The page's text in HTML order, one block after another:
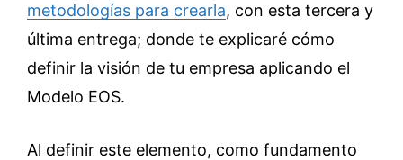
metodologías para crearla, con esta tercera y
última entrega; donde te explicaré cómo
definir la visión de tu empresa aplicando el
Modelo EOS.
Al definir este elemento, como fundamento